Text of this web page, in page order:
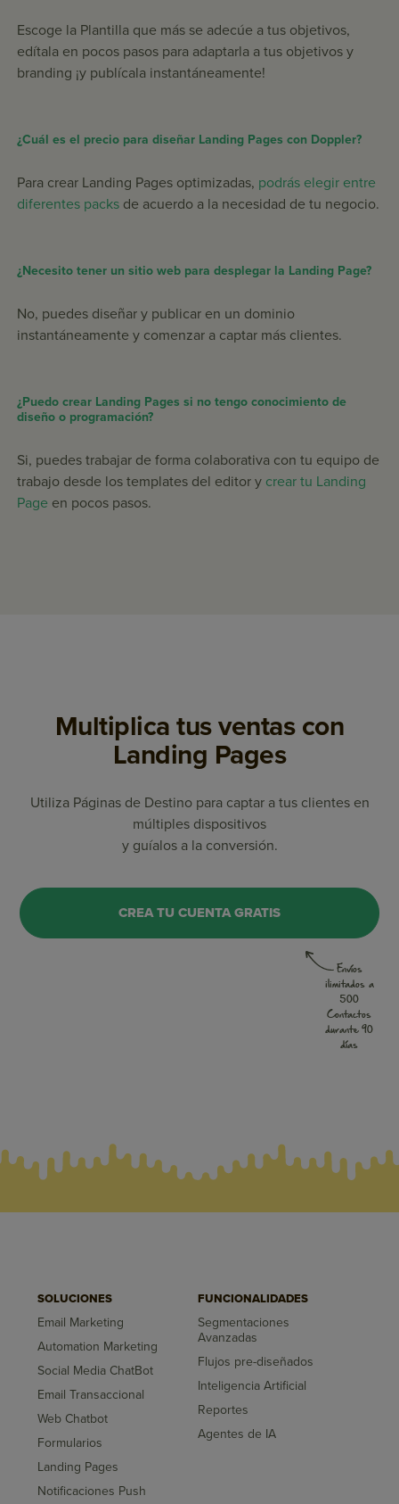
Escoge la Plantilla que más se adecúe a tus objetivos,
edítala en pocos pasos para adaptarla a tus objetivos y
branding ¡y publícala instantáneamente!
¿Cuál es el precio para diseñar Landing Pages con Doppler?
Para crear Landing Pages optimizadas, podrás elegir entre
diferentes packsde acuerdo a la necesidad de tu negocio.
¿Necesito tener un sitio web para desplegar la Landing Page?
No, puedes diseñar y publicar en un dominio
instantáneamente y comenzar a captar más clientes.
¿Puedo crear Landing Pages si no tengo conocimiento de
diseño o programación?
Si, puedes trabajar de forma colaborativa con tu equipo de
trabajo desde los templates del editor y crear tu Landing
Page en pocos pasos.
Multiplica tus ventas con
Landing Pages
Utiliza Páginas de Destino para captar a tus clientes en
múltiples dispositivos
y guíalos a la conversión.
CREA TU CUENTA GRATIS
Envíos
ilimitados a
500
Contactos
durante 90
días
SOLUCIONES
Email Marketing
Automation Marketing
Social Media ChatBot
Email Transaccional
Web Chatbot
Formularios
Landing Pages
Notificaciones Push
FUNCIONALIDADES
Segmentaciones
Avanzadas
Flujos pre-diseñados
Inteligencia Artificial
Reportes
Agentes de IA